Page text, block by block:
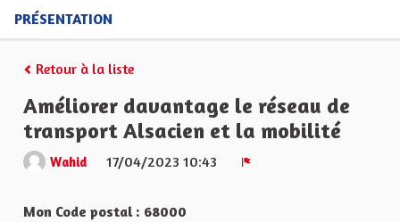
PRÉSENTATION
Retour à la liste
Améliorer davantage le réseau de
transport Alsacien et la mobilité
Wahid
17/04/2023 10:43
Mon Code postal : 68000